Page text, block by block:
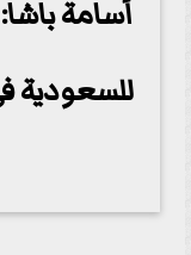
أسامة